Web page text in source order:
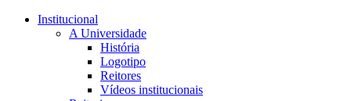
Conteúdo principal
Institucional
A Universidade
História
Logotipo
Reitores
Vídeos institucionais